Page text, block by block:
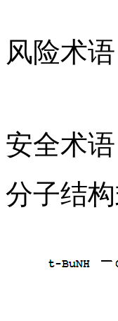
风险术语
安全术语
分子结构